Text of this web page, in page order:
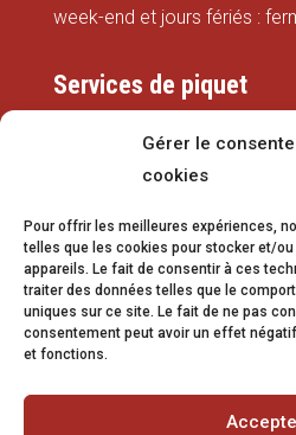
Gérer le
cookies
Pour offrir les meilleures expériences,
telles que les cookies pour stocker et/
appareils. Le fait de consentir à ces
traiter des données telles que le
uniques sur ce site. Le fait de ne pas
consentement peut avoir un effet
et fonctions.
week-end et jours fériés :
Services de piquet
079 337 66 42
eaux@vetroz.ch
Travaux publics
079 213 92 08